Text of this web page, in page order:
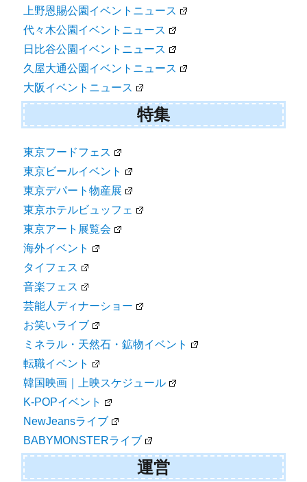
上野恩賜公園イベントニュース
代々木公園イベントニュース
日比谷公園イベントニュース
久屋大通公園イベントニュース
大阪イベントニュース
特集
東京フードフェス
東京ビールイベント
東京デパート物産展
東京ホテルビュッフェ
東京アート展覧会
海外イベント
タイフェス
音楽フェス
芸能人ディナーショー
お笑いライブ
ミネラル・天然石・鉱物イベント
転職イベント
韓国映画｜上映スケジュール
K-POPイベント
NewJeansライブ
BABYMONSTERライブ
運営